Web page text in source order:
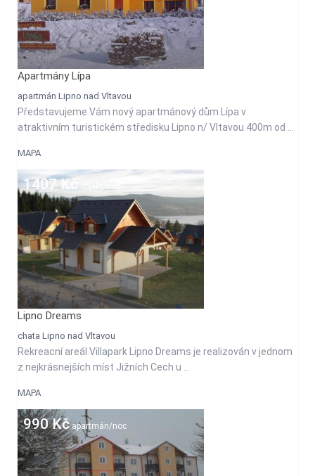
Apartmány Lípa
apartmán Lipno nad Vltavou
Představujeme Vám nový apartmánový dům Lípa v
atraktivním turistickém středisku Lipno n/ Vltavou 400m od ...
MAPA
1407 Kčobjekt/noc
Lipno Dreams
chata Lipno nad Vltavou
Rekreacní areál Villapark Lipno Dreams je realizován v jednom
z nejkrásnejších míst Jižních Cech u ...
MAPA
990 Kčapartmán/noc